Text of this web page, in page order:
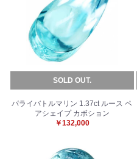
SOLD OUT.
パライバトルマリン 1.37ct ルース ペ
アシェイプ カボション
￥132,000